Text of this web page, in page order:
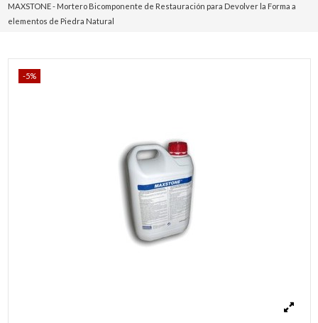
MAXSTONE - Mortero Bicomponente de Restauración para Devolver la Forma a
elementos de Piedra Natural
-5%